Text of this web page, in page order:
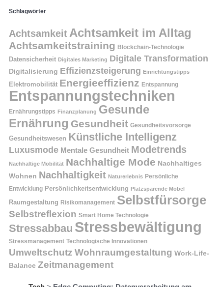
Schlagwörter
Achtsamkeit Achtsamkeit im Alltag
Achtsamkeitstraining Blockchain-Technologie
Datensicherheit Digitales Marketing Digitale Transformation
Digitalisierung Effizienzsteigerung Einrichtungstipps
Elektromobilität Energieeffizienz Entspannung
Entspannungstechniken
Ernährungstipps Finanzplanung Gesunde
Ernährung Gesundheit Gesundheitsvorsorge
Gesundheitswesen Künstliche Intelligenz
Luxusmode Mentale Gesundheit Modetrends
Nachhaltige Mobilität Nachhaltige Mode Nachhaltiges
Wohnen Nachhaltigkeit Naturerlebnis Persönliche
Entwicklung Persönlichkeitsentwicklung Platzsparende Möbel
Raumgestaltung Risikomanagement Selbstfürsorge
Selbstreflexion Smart Home Technologie
Stressabbau Stressbewältigung
Stressmanagement Technologische Innovationen
Umweltschutz Wohnraumgestaltung Work-Life-
Balance Zeitmanagement